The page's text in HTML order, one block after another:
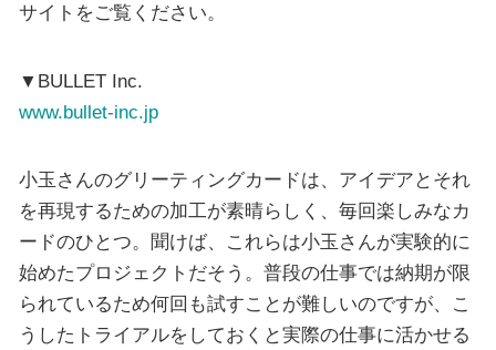
サイトをご覧ください。
▼BULLET Inc.
www.bullet-inc.jp
小玉さんのグリーティングカードは、アイデアとそれ
を再現するための加工が素晴らしく、毎回楽しみなカ
ードのひとつ。聞けば、これらは小玉さんが実験的に
始めたプロジェクトだそう。普段の仕事では納期が限
られているため何回も試すことが難しいのですが、こ
うしたトライアルをしておくと実際の仕事に活かせる